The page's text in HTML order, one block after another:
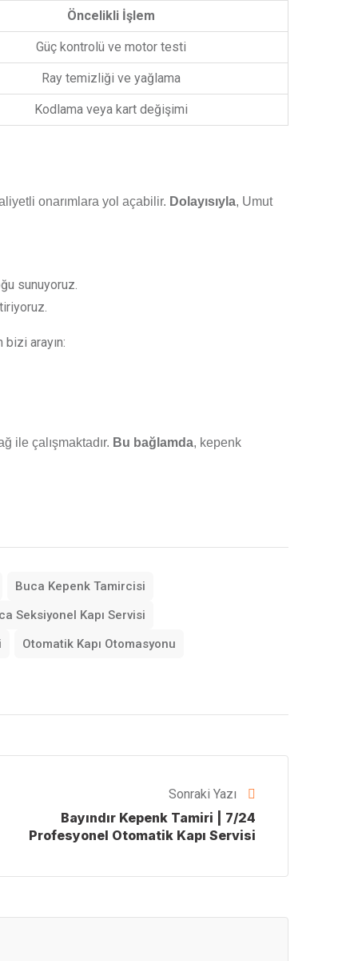
Öncelikli İşlem
Güç kontrolü ve motor testi
Ray temizliği ve yağlama
Kodlama veya kart değişimi
onarımlara yol açabilir. Dolayısıyla, Umut
sunuyoruz.
bizi arayın:
ile çalışmaktadır. Bu bağlamda, kepenk
Buca Kepenk Tamircisi
Seksiyonel Kapı Servisi
Otomatik Kapı Otomasyonu
Sonraki Yazı
Bayındır Kepenk Tamiri | 7/24
Profesyonel Otomatik Kapı Servisi